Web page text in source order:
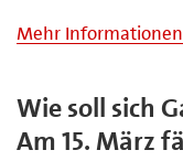
Mehr
Wie soll sich
Am 15. März